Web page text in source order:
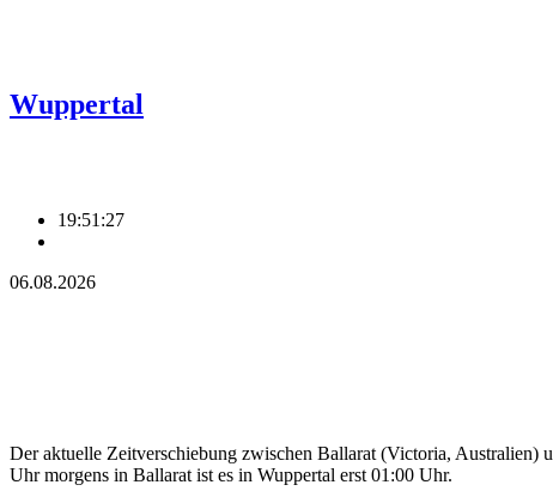
Wuppertal
19:51:28
06.08.2026
Der aktuelle Zeitverschiebung zwischen Ballarat (Victoria, Australien)
Uhr morgens in Ballarat ist es in Wuppertal erst 01:00 Uhr.